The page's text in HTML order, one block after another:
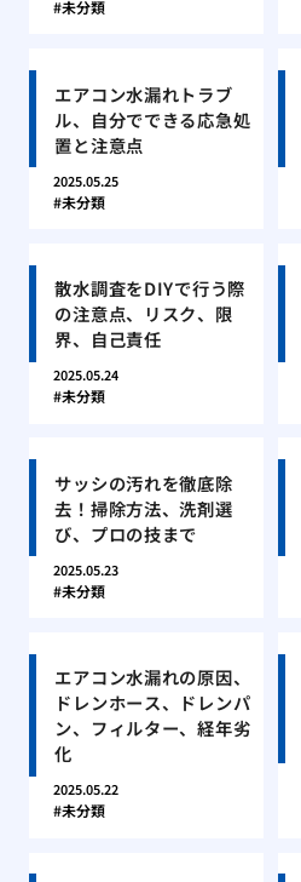
未分類
エアコン水漏れトラブ
ル、自分でできる応急処
置と注意点
2025.05.25
未分類
散水調査をDIYで行う際
の注意点、リスク、限
界、自己責任
2025.05.24
未分類
サッシの汚れを徹底除
去！掃除方法、洗剤選
び、プロの技まで
2025.05.23
未分類
エアコン水漏れの原因、
ドレンホース、ドレンパ
ン、フィルター、経年劣
化
2025.05.22
未分類